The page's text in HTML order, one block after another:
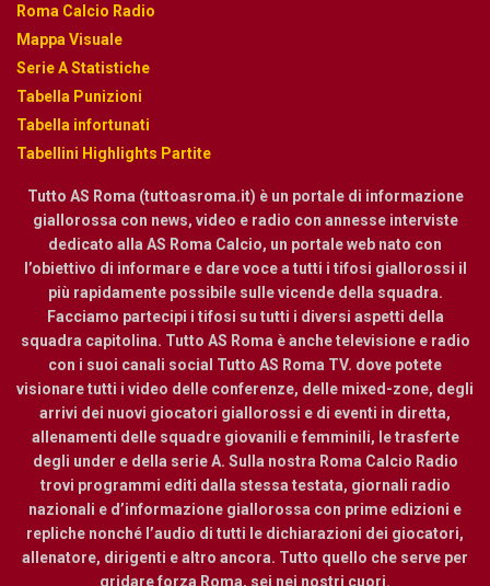
Roma Calcio Radio
Mappa Visuale
Serie A Statistiche
Tabella Punizioni
Tabella infortunati
Tabellini Highlights Partite
Tutto AS Roma (tuttoasroma.it) è un portale di informazione
giallorossa con news, video e radio con annesse interviste
dedicato alla AS Roma Calcio, un portale web nato con
l’obiettivo di informare e dare voce a tutti i tifosi giallorossi il
più rapidamente possibile sulle vicende della squadra.
Facciamo partecipi i tifosi su tutti i diversi aspetti della
squadra capitolina. Tutto AS Roma è anche televisione e radio
con i suoi canali social Tutto AS Roma TV. dove potete
visionare tutti i video delle conferenze, delle mixed-zone, degli
arrivi dei nuovi giocatori giallorossi e di eventi in diretta,
allenamenti delle squadre giovanili e femminili, le trasferte
degli under e della serie A. Sulla nostra Roma Calcio Radio
trovi programmi editi dalla stessa testata, giornali radio
nazionali e d’informazione giallorossa con prime edizioni e
repliche nonché l’audio di tutti le dichiarazioni dei giocatori,
allenatore, dirigenti e altro ancora. Tutto quello che serve per
gridare forza Roma, sei nei nostri cuori.